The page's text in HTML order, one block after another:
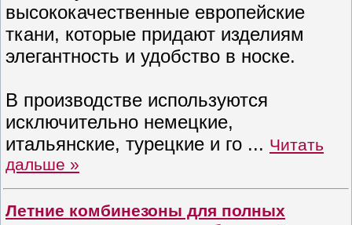
высококачественные европейские
ткани, которые придают изделиям
элегантность и удобство в носке.
В производстве используются
исключительно немецкие,
итальянские, турецкие и го ... Читать
дальше »
Летние комбинезоны для полных